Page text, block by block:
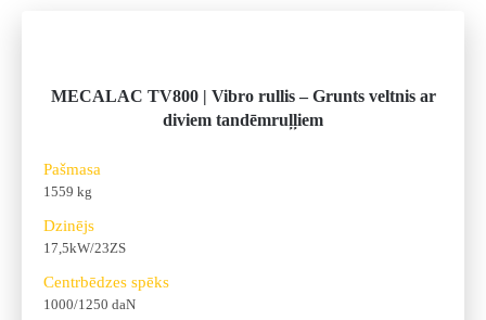
MECALAC TV800 | Vibro rullis – Grunts veltnis ar
diviem tandēmruļļiem
Pašmasa
1559 kg
Dzinējs
17,5kW/23ZS
Centrbēdzes spēks
1000/1250 daN